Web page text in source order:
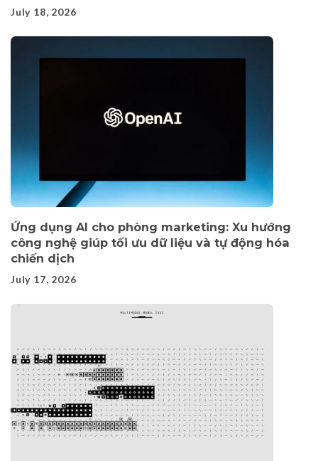
July 18, 2026
Ứng dụng AI cho phòng marketing: Xu hướng
công nghệ giúp tối ưu dữ liệu và tự động hóa
chiến dịch
July 17, 2026